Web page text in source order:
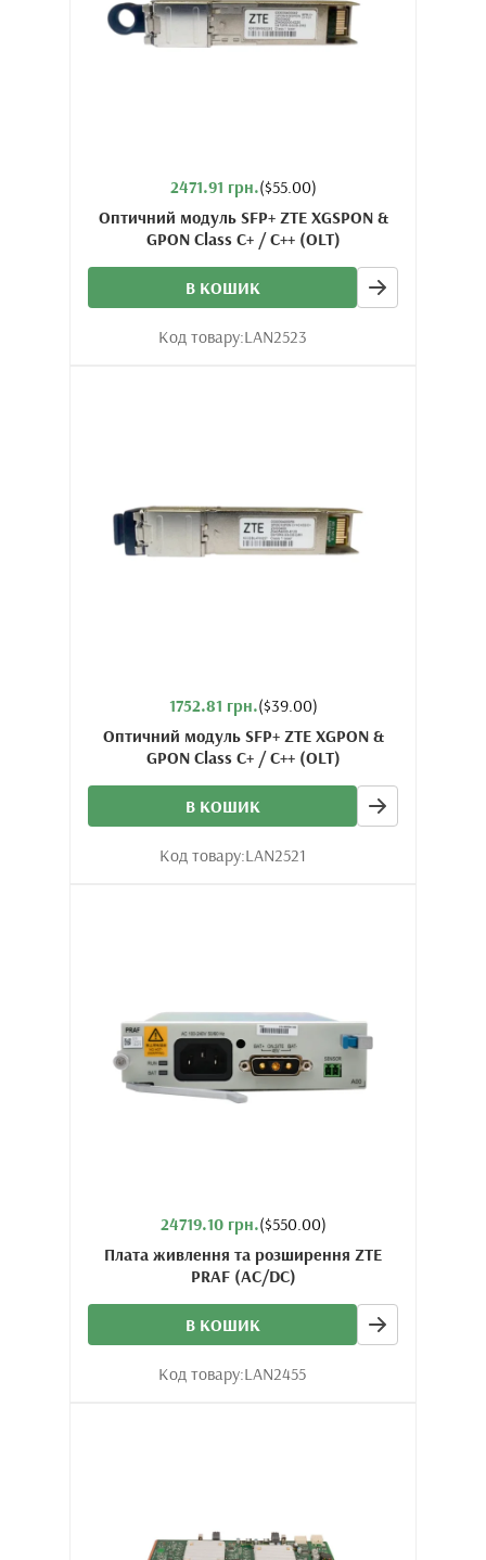
2471.91 грн.($55.00)
Оптичний модуль SFP+ ZTE XGSPON &
GPON Class C+ / C++ (OLT)
В КОШИК
Код товару:LAN2523
1752.81 грн.($39.00)
Оптичний модуль SFP+ ZTE XGPON &
GPON Class C+ / C++ (OLT)
В КОШИК
Код товару:LAN2521
24719.10 грн.($550.00)
Плата живлення та розширення ZTE
PRAF (AC/DC)
В КОШИК
Код товару:LAN2455